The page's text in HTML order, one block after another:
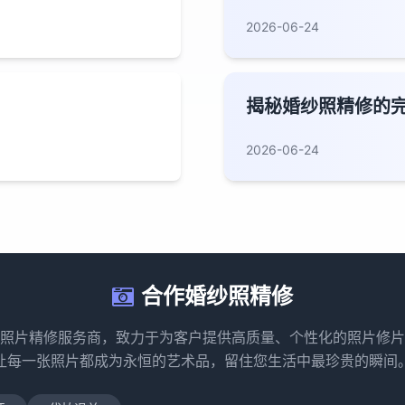
2026-06-24
揭秘婚纱照精修的
2026-06-24
合作婚纱照精修
片精修服务商，致力于为客户提供高质量、个性化的照片修
每一张照片都成为永恒的艺术品，留住您生活中最珍贵的瞬间